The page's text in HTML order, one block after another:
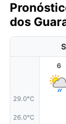
dos
29.0°C
26.0°C
6